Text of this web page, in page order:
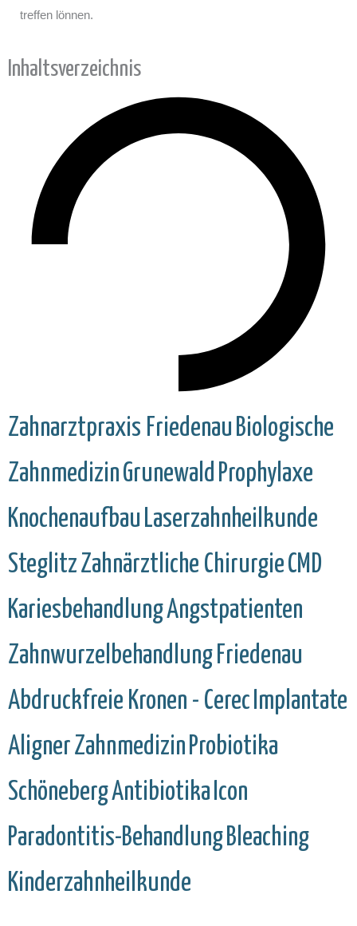
Inhaltsverzeichnis
Zahnarztpraxis Friedenau Biologische
ZahnmedizinGrunewald Prophylaxe
Knochenaufbau Laserzahnheilkunde
SteglitzZahnärztliche ChirurgieCMD
KariesbehandlungAngstpatienten
Zahnwurzelbehandlung Friedenau
Abdruckfreie Kronen - Cerec Implantate
AlignerZahnmedizin Probiotika
SchönebergAntibiotika Icon
Paradontitis-Behandlung Bleaching
Kinderzahnheilkunde
treffen lönnen.